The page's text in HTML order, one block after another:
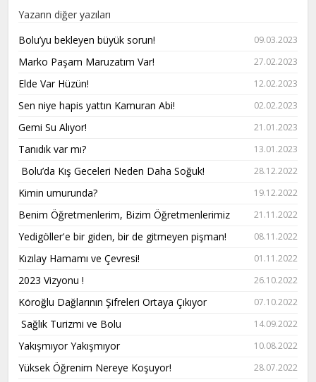
Yazarın diğer yazıları
Bolu’yu bekleyen büyük sorun!
09.03.2023
Marko Paşam Maruzatım Var! 27.02.2023
Elde Var Hüzün! 12.02.2023
Sen niye hapis yattın Kamuran Abi! 02.02.2023
Gemi Su Alıyor! 21.01.2023
Tanıdık var mı? 13.01.2023
Bolu’da Kış Geceleri Neden Daha Soğuk! 28.12.2022
Kimin umurunda? 19.12.2022
Benim Öğretmenlerim, Bizim Öğretmenlerimiz 21.11.2022
Yedigöller'e bir giden, bir de gitmeyen pişman! 08.11.2022
Kızılay Hamamı ve Çevresi! 01.11.2022
2023 Vizyonu ! 26.10.2022
Köroğlu Dağlarının Şifreleri Ortaya Çıkıyor 07.10.2022
Sağlık Turizmi ve Bolu 14.09.2022
Yakışmıyor Yakışmıyor 10.08.2022
Yüksek Öğrenim Nereye Koşuyor! 28.07.2022